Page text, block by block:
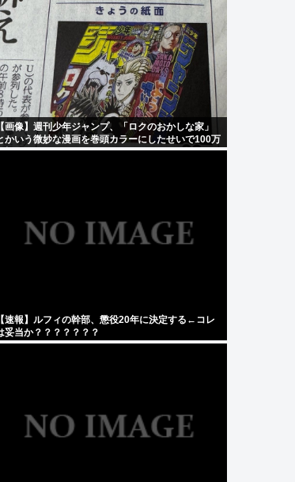
【画像】週刊少年ジャンプ、「ロクのおかしな家」
かいう微妙な漫画を巻頭カラーにしたせいで100万
切る
【速報】ルフィの幹部、懲役20年に決定する←コレ
妥当か？？？？？？？